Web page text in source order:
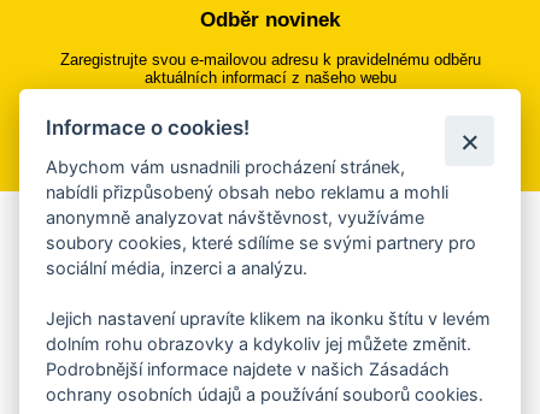
Odběr novinek
Zaregistrujte svou e-mailovou adresu k pravidelnému odběru
aktuálních informací z našeho webu
Přihlásit se k odběru
Aplikace Mobilní rozhlas
Chcete dostávat do svého mobilu či mailu upozornění na
ankety, pozvánky na kulturní a sportovní akce?
Více informací o aplikaci
Informace o cookies!
Abychom vám usnadnili procházení stránek,
nabídli přizpůsobený obsah nebo reklamu a mohli
anonymně analyzovat návštěvnost, využíváme
soubory cookies, které sdílíme se svými partnery pro
sociální média, inzerci a analýzu.
Jejich nastavení upravíte klikem na ikonku štítu v levém
dolním rohu obrazovky a kdykoliv jej můžete změnit.
Podrobnější informace najdete v našich Zásadách
ochrany osobních údajů a používání souborů cookies.